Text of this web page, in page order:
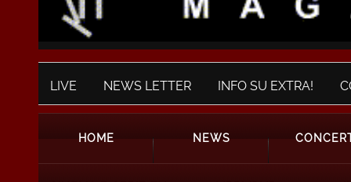
LIVE NEWS LETTER INFO SU EXTRA!
HOME NEWS